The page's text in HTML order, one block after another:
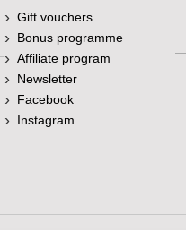
Gift vouchers
Bonus programme
Affiliate program
Newsletter
Facebook
Instagram